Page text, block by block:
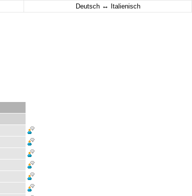
Deutsch ↔ Italienisch